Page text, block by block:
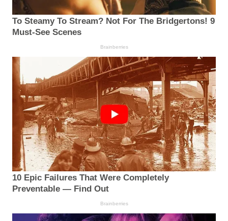
To Steamy To Stream? Not For The Bridgertons! 9
Must-See Scenes
Brainberries
10 Epic Failures That Were Completely
Preventable — Find Out
Brainberries